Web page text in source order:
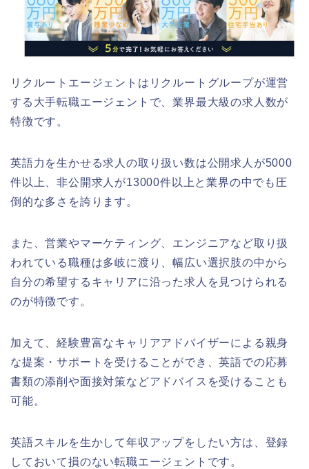
リクルートエージェントはリクルートグループが運営
する大手転職エージェントで、業界最大級の求人数が
特徴です。
英語力を生かせる求人の取り扱い数は公開求人が5000
件以上、非公開求人が13000件以上と業界の中でも圧
倒的な多さを誇ります。
また、営業やマーケティング、エンジニアなど取り扱
われている職種は多岐に渡り、幅広い選択肢の中から
自分の希望するキャリアに沿った求人を見つけられる
のが特徴です。
加えて、経験豊富なキャリアアドバイザーによる親身
な提案・サポートを受けることができ、英語での応募
書類の添削や面接対策などアドバイスを受けることも
可能。
英語スキルを生かして年収アップをしたい方は、登録
しておいて損のない転職エージェントです。